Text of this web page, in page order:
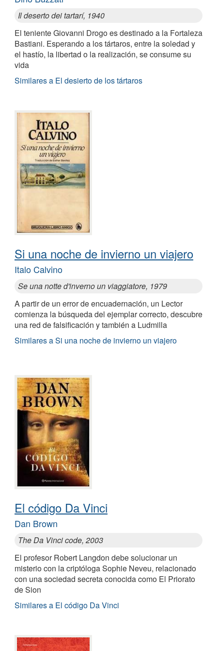
Il deserto dei tartarí, 1940
El teniente Giovanni Drogo es destinado a la Fortaleza
Bastiani. Esperando a los tártaros, entre la soledad y
el hastío, la libertad o la realización, se consume su
vida
Similares a El desierto de los tártaros
Si una noche de invierno un viajero
Italo Calvino
Se una notte d'inverno un viaggiatore, 1979
A partir de un error de encuadernación, un Lector
comienza la búsqueda del ejemplar correcto, descubre
una red de falsificación y también a Ludmilla
Similares a Si una noche de invierno un viajero
El código Da Vinci
Dan Brown
The Da Vinci code, 2003
El profesor Robert Langdon debe solucionar un
misterio con la criptóloga Sophie Neveu, relacionado
con una sociedad secreta conocida como El Priorato
de Sion
Similares a El código Da Vinci